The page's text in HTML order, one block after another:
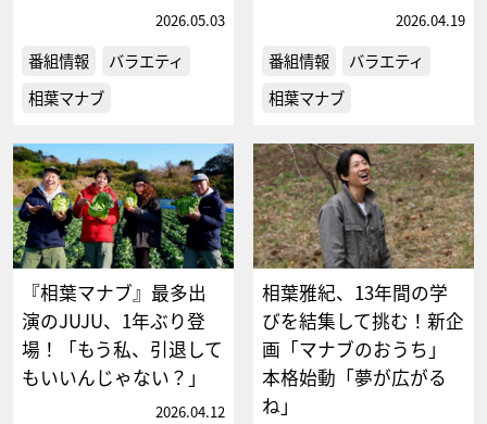
2026.05.03
番組情報
バラエティ
相葉マナブ
2026.04.19
番組情報
バラエティ
相葉マナブ
『相葉マナブ』最多出
演のJUJU、1年ぶり登
場！「もう私、引退して
もいいんじゃない？」
2026.04.12
相葉雅紀、13年間の学
びを結集して挑む！新企
画「マナブのおうち」
本格始動「夢が広がる
ね」